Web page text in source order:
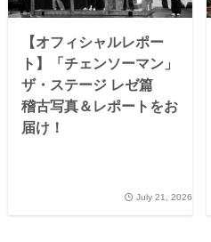
【オフィシャルレポー
ト】「チェンソーマン」
ザ・ステージ レゼ篇
稽古写真＆レポートをお
届け！
July 21, 2026